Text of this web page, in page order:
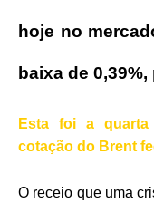
hoje no
baixa de
Esta foi a
cotação do Brent
O receio que uma